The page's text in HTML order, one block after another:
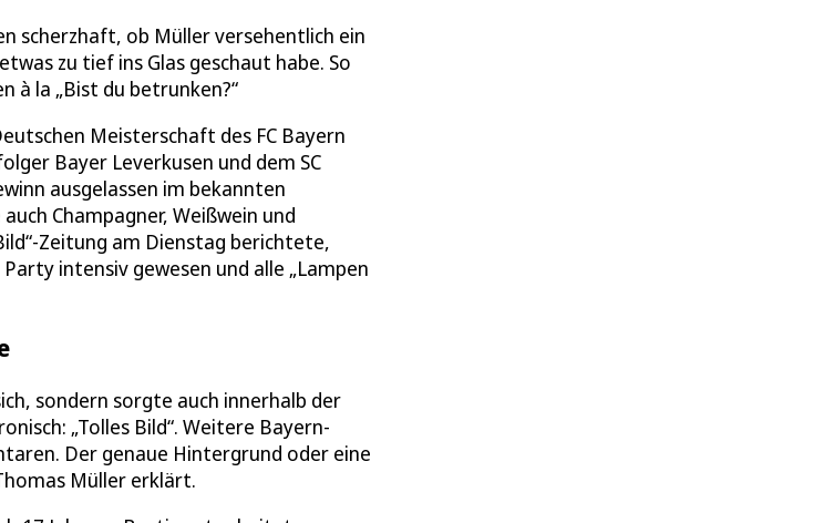
scherzhaft, ob Müller versehentlich ein
zu tief ins Glas geschaut habe. So
à la „Bist du betrunken?“
Meisterschaft des FC Bayern
Bayer Leverkusen und dem SC
ausgelassen im bekannten
Champagner, Weißwein und
Zeitung am Dienstag berichtete,
intensiv gewesen und alle „Lampen
sondern sorgte auch innerhalb der
„Tolles Bild“. Weitere Bayern-
Der genaue Hintergrund oder eine
Müller erklärt.